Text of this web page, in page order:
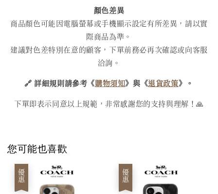
顏色差異
商品顏色可能因電腦螢幕或手機顯示設定有所差異，請以實
際商品為準。
建議對色差特別在意的顧客，下單前務必再次確認或向客服
洽詢。
🔗 詳細規則請參考《購物須知》與《退貨政策》。
下單即表示同意以上規範，非常感謝您的支持與理解！🙏
您可能也喜歡
優惠 優惠